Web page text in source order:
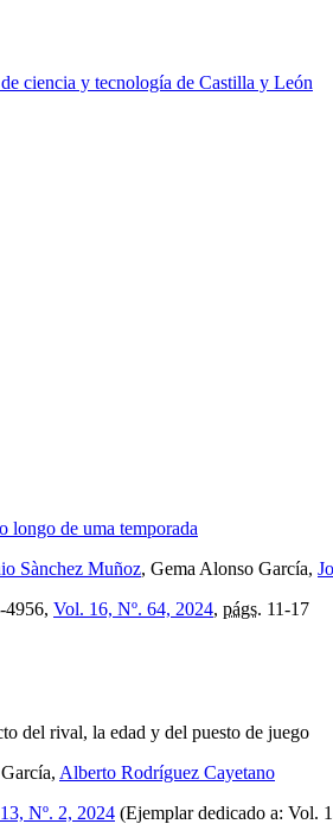
ciencia y tecnología de Castilla y León
longo de uma temporada
Sànchez Muñoz, Gema Alonso García,
4956, Vol. 16, Nº. 64, 2024, págs. 11-17
del rival, la edad y del puesto de juego
Alberto Rodríguez Cayetano
Nº. 2, 2024 (Ejemplar dedicado a: Vol.